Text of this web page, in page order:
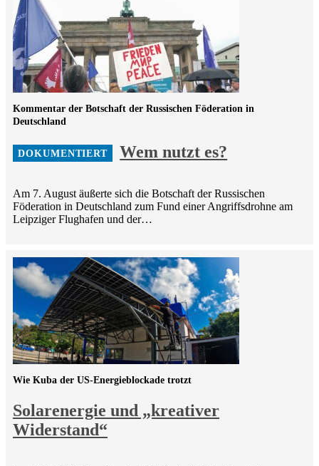
Wem nutzt es?
Kommentar der Botschaft der Russischen Föderation in
Deutschland
Am 7. August äußerte sich die Botschaft der Russischen
Föderation in Deutschland zum Fund einer Angriffsdrohne am
Leipziger Flughafen und der…
Solarenergie und „kreativer
Widerstand“
Wie Kuba der US-Energieblockade trotzt